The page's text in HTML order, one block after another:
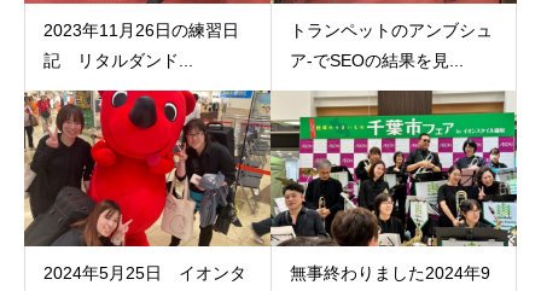
2023年11月26日の練習日
記 リタルダンド...
トランペットのアンブシュ
ア‐でSEOの結果を見...
2024年5月25日 イオンタ
無事終わりました2024年9